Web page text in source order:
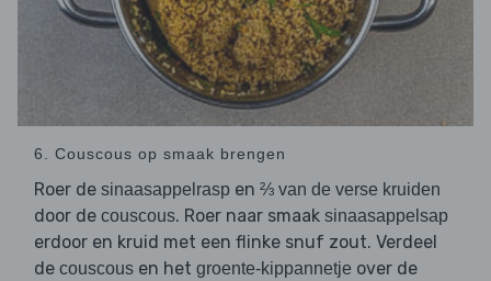
6. Couscous op smaak brengen
Roer de sinaasappelrasp en ⅔ van de verse kruiden
door de couscous. Roer naar smaak sinaasappelsap
erdoor en kruid met een flinke snuf zout. Verdeel
de couscous en het groente-kippannetje over de